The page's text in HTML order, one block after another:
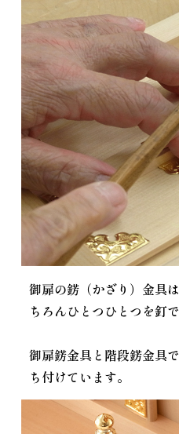
御扉の錺（かざり）金具
ちろんひとつひとつを釘
御扉錺金具と階段錺金具
ち付けています。